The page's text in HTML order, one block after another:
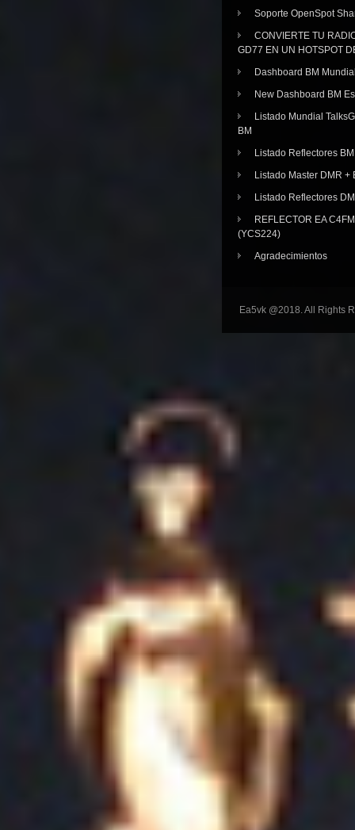
Soporte OpenSpot
CONVIERTE TU
GD77 EN UN HOTSPOT
Dashboard BM
New Dashboard BM
Listado Mundial
BM
Listado Reflectores BM
Listado Master DMR +
Listado Reflectores
REFLECTOR EA
(YCS224)
Agradecimientos
Ea5vk @2018. All Rights